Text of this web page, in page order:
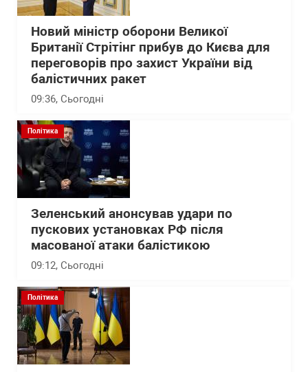
Новий міністр оборони Великої
Британії Стрітінг прибув до Києва для
переговорів про захист України від
балістичних ракет
09:36, Сьогодні
Політика
Зеленський анонсував удари по
пускових установках РФ після
масованої атаки балістикою
09:12, Сьогодні
Політика